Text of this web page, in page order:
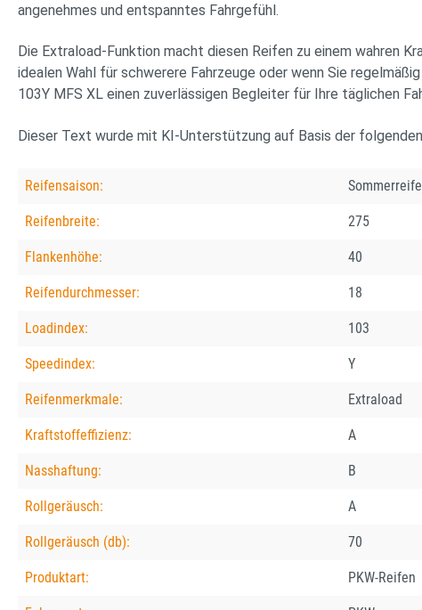
angenehmes und entspanntes Fahrgefühl.
Die Extraload-Funktion macht diesen Reifen zu einem wahren
idealen Wahl für schwerere Fahrzeuge oder wenn Sie
103Y MFS XL einen zuverlässigen Begleiter für Ihre täglichen
Dieser Text wurde mit KI-Unterstützung auf Basis der
Reifensaison:
Reifenbreite: 275
Flankenhöhe: 40
Reifendurchmesser: 18
Loadindex: 103
Speedindex: Y
Reifenmerkmale: Extraload
Kraftstoffeffizienz: A
Nasshaftung: B
Rollgeräusch: A
Rollgeräusch (db): 70
Produktart: PKW-Reifen